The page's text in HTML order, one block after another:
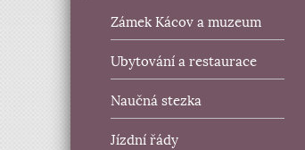
Zámek Kácov a muzeum
Ubytování a restaurace
Naučná stezka
Jízdní řády